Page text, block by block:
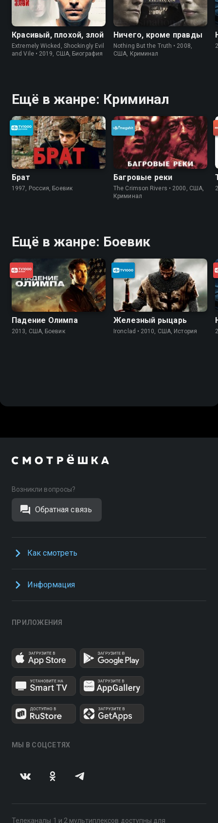
Красивый, плохой, злой
Extremely Wicked, Shockingly Evil
and Vile • 2019, США, Биография
Ничего, кроме правды
Nothing But the Truth • 2008,
США, Криминал
Ещё в жанре: Криминал
Брат
1997, Россия, Боевик
Багровые реки
The Crimson Rivers • 2000, США,
Криминал
Ещё в жанре: Боевик
Падение Олимпа
2013, США, Боевик
Железный рыцарь
Ironclad • 2010, США, История
Возникли вопросы?
Обратная связь
Как смотреть
Информация
ПРИЛОЖЕНИЯ
МЫ В СОЦСЕТЯХ
Телеканалы 1 и 2 мультиплексов доступны для